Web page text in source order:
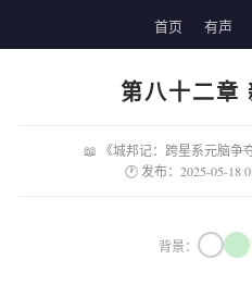
首页 有声
第八十二章
📖 《城邦记：跨星系元脑争
🕐 发布：2025-05-18
背景：